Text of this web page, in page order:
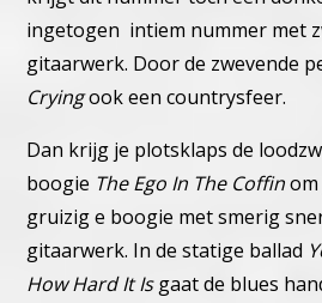
ingetogen intiem nummer met
gitaarwerk. Door de zwevende
Cryingook een countrysfeer.
Dan krijg je plotsklaps de
boogie The Ego In The Coffinom
gruizig e boogie met smerig
gitaarwerk. In de statige ballad
How Hard It Isgaat de blues